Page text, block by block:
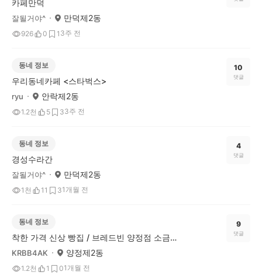
카페만덕
잘될거야^ 만덕제2동
926 0 1 3주 전
동네 정보
우리동네카페 <스타벅스>
ryu 안락제2동
1.2천 5 33주 전
10
댓글
동네 정보
경성수라간
잘될거야^ 만덕제2동
1천 11 31개월 전
4
댓글
동네 정보
착한 가격 신상 빵집 / 브레드빈 양정점 소금빵 가성비 좋네요
KRBB4AK 양정제2동
1.2천 1 01개월 전
9
댓글